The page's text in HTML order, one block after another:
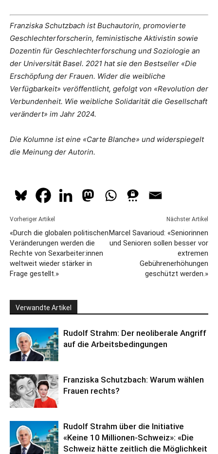
Franziska Schutzbach ist Buchautorin, promovierte
Geschlechterforscherin, feministische Aktivistin sowie
Dozentin für Geschlechterforschung und Soziologie an
der Universität Basel. 2021 hat sie den Bestseller «Die
Erschöpfung der Frauen. Wider die weibliche
Verfügbarkeit» veröffentlicht, gefolgt von «Revolution der
Verbundenheit. Wie weibliche Solidarität die Gesellschaft
verändert» im Jahr 2024.
Die Kolumne ist eine «Carte Blanche» und widerspiegelt
die Meinung der Autorin.
Vorheriger Artikel
«Durch die globalen politischen
Veränderungen werden die
Rechte von Sexarbeiter:innen
weltweit wieder stärker in
Frage gestellt.»
Nächster Artikel
Marcel Savarioud: «Seniorinnen
und Senioren sollen besser vor
extremen
Gebührenerhöhungen
geschützt werden.»
Verwandte Artikel
Rudolf Strahm: Der neoliberale Angriff
auf die Arbeitsbedingungen
Franziska Schutzbach: Warum wählen
Frauen rechts?
Rudolf Strahm über die Initiative
«Keine 10 Millionen-Schweiz»: «Die
Schweiz hätte zeitlich die Möglichkeit